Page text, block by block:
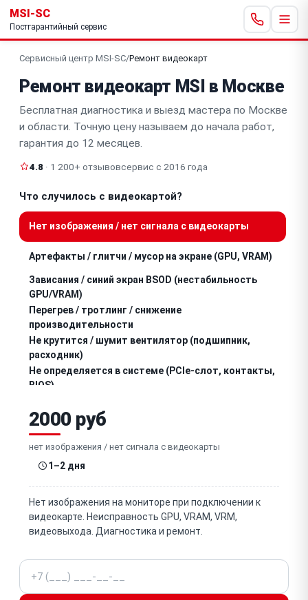
MSI-SC
Постгарантийный сервис
Сервисный центр MSI-SC/Ремонт видеокарт
Ремонт видеокарт MSI в Москве
Бесплатная диагностика и выезд мастера по Москве
и области. Точную цену называем до начала работ,
гарантия до 12 месяцев.
4.8 · 1 200+ отзывовсервис с 2016 года
Что случилось с видеокартой?
Нет изображения / нет сигнала с видеокарты
Артефакты / глитчи / мусор на экране (GPU, VRAM)
Зависания / синий экран BSOD (нестабильность
GPU/VRAM)
Перегрев / тротлинг / снижение
производительности
Не крутится / шумит вентилятор (подшипник,
расходник)
Не определяется в системе (PCIe-слот, контакты,
BIOS)
из портов)
Вздулись / неисправны конденсаторы на плате
Потеря контакта GPU / необходим рибол (BGA-чип)
ошибки)
Не работает разъём питания PCIe (6/8-pin,
12VHPWR 16-pin)
Слетел / повреждён BIOS видеокарты (не
включается, нет изображения)
2000 руб
нет изображения / нет сигнала с видеокарты
1–2 дня
Нет изображения на мониторе при подключении к
видеокарте. Неисправность GPU, VRAM, VRM,
видеовыхода. Диагностика и ремонт.
Телефон